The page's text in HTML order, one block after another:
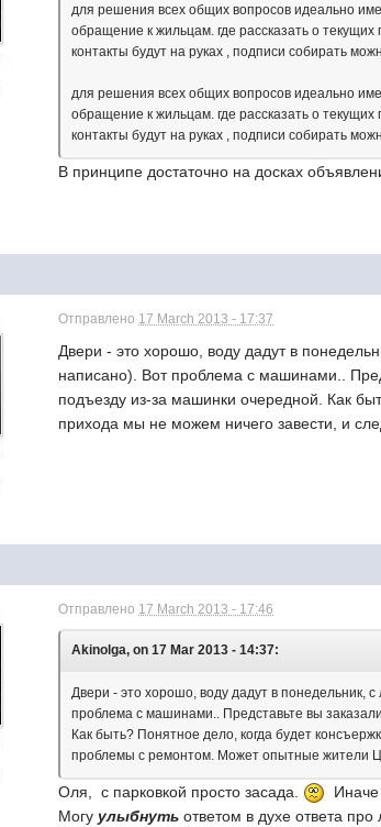
для решения всех общих вопросов идеально
обращение к жильцам. где рассказать о текущих
контакты будут на руках , подписи собирать
для решения всех общих вопросов идеально
обращение к жильцам. где рассказать о текущих
контакты будут на руках , подписи собирать
В принципе достаточно на досках
Отправлено 17 March 2013 - 17:37
Двери - это хорошо, воду дадут в
написано). Вот проблема с машинами..
подъезду из-за машинки очередной. Как
прихода мы не можем ничего завести, и
Отправлено 17 March 2013 - 17:46
Akinolga, on 17 Mar 2013 - 14:37:
Двери - это хорошо, воду дадут в понедельник,
проблема с машинами.. Представьте вы
Как быть? Понятное дело, когда будет
проблемы с ремонтом. Может опытные жители
Оля, с парковкой просто засада.
Иначе
Могу улыбнутьответом в духе ответа